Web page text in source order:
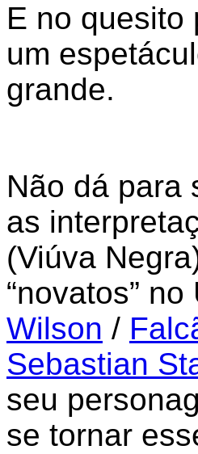
E no quesito
um
grande.
Não dá para
as
(Viúva
“novatos”
Wilson /
Sebastian
seu
se tornar